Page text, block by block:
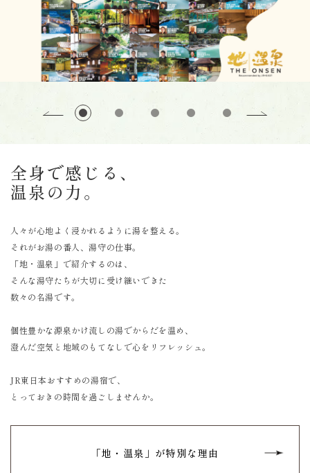
全身で感じる、
温泉の力。
人々が心地よく浸かれるように湯を整える。
それがお湯の番人、湯守の仕事。
「地・温泉」で紹介するのは、
そんな湯守たちが大切に受け継いできた
数々の名湯です。
個性豊かな源泉かけ流しの湯でからだを温め、
澄んだ空気と地域のもてなしで心をリフレッシュ。
JR東日本おすすめの湯宿で、
とっておきの時間を過ごしませんか。
「地・温泉」が特別な理由